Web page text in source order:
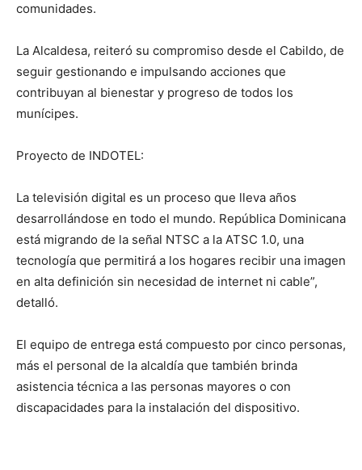
comunidades.
La Alcaldesa, reiteró su compromiso desde el Cabildo, de
seguir gestionando e impulsando acciones que
contribuyan al bienestar y progreso de todos los
munícipes.
Proyecto de INDOTEL:
La televisión digital es un proceso que lleva años
desarrollándose en todo el mundo. República Dominicana
está migrando de la señal NTSC a la ATSC 1.0, una
tecnología que permitirá a los hogares recibir una imagen
en alta definición sin necesidad de internet ni cable”,
detalló.
El equipo de entrega está compuesto por cinco personas,
más el personal de la alcaldía que también brinda
asistencia técnica a las personas mayores o con
discapacidades para la instalación del dispositivo.